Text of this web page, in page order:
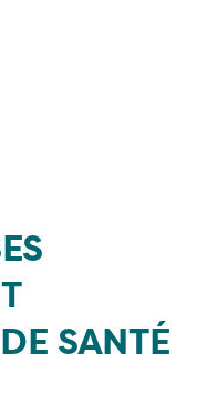
bout
SANTÉ